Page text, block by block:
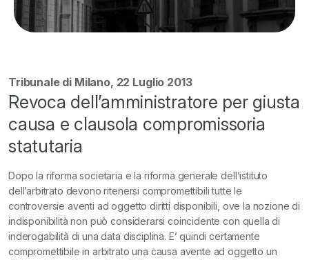
Tribunale di Milano, 22 Luglio 2013
Revoca dell’amministratore per giusta
causa e clausola compromissoria
statutaria
Dopo la riforma societaria e la riforma generale dell’istituto
dell’arbitrato devono ritenersi compromettibili tutte le
controversie aventi ad oggetto diritti disponibili, ove la nozione di
indisponibilità non può considerarsi coincidente con quella di
inderogabilità di una data disciplina. E’ quindi certamente
compromettibile in arbitratouna causa avente ad oggetto un